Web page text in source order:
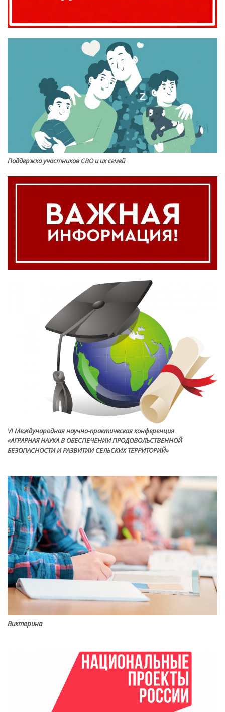
Поддержка участников СВО и их семей
VI Международная научно-практическая конференция
«АГРАРНАЯ НАУКА В ОБЕСПЕЧЕНИИ ПРОДОВОЛЬСТВЕННОЙ
БЕЗОПАСНОСТИ И РАЗВИТИИ СЕЛЬСКИХ ТЕРРИТОРИЙ»
Викторина